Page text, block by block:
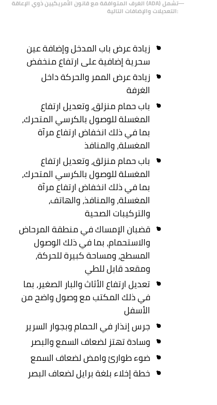
الغرف المتوافقة مع قانون الأمريكيين ذوي الإعاقة (ADA) تشمل
التعديلات والإضافات التالية:
زيادة عرض باب المدخل وإضافة عين
سحرية إضافية على ارتفاع منخفض
زيادة عرض الممر والحركة داخل
الغرفة
باب حمام منزلق، وتعديل ارتفاع
المغسلة للوصول بالكرسي المتحرك،
بما في ذلك انخفاض ارتفاع مرآة
المغسلة، والمنافذ
باب حمام منزلق، وتعديل ارتفاع
المغسلة للوصول بالكرسي المتحرك،
بما في ذلك انخفاض ارتفاع مرآة
المغسلة، والمنافذ، والهاتف،
والتركيبات الصحية
قضبان الإمساك في منطقة المرحاض
والاستحمام، بما في ذلك الوصول
المسطح، ومساحة كبيرة للحركة،
ومقعد قابل للطي
تعديل ارتفاع الأثاث والبار الصغير، بما
في ذلك المكتب مع وصول واضح من
الأسفل
جرس إنذار في الحمام وبجوار السرير
وسادة تهتز لضعاف السمع والبصر
ضوء طوارئ وامض لضعاف السمع
خطة إخلاء بلغة برايل لضعاف البصر